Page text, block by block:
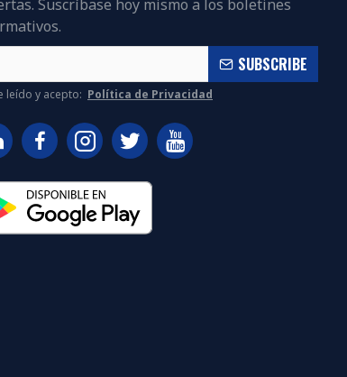
Suscríbase hoy mismo a los boletines
SUBSCRIBE
leído y acepto: Política de Privacidad